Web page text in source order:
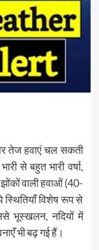
तेज हवाएं चल सकती
से बहुत भारी वर्षा,
वाली हवाओं (40-
स्थितियाँ विशेष रूप से
भूस्खलन, नदियों में
भी बढ़ गई हैं।